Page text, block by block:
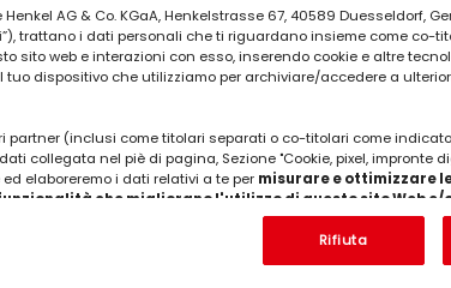
essere arancione), 1,5 kg. di
dolci, 3 cucchiai di prezzemolo
AG & Co. KGaA, Henkelstrasse 67, 40589 Duesseldorf,
trattano i dati personali che ti riguardano insieme come co-
sito web e interazioni con esso, inserendo cookie e altre
tuo dispositivo che utilizziamo per archiviare/accedere a
partner (inclusi come titolari separati o co-titolari come
collegata nel piè di pagina, Sezione "Cookie, pixel, impronte
elaboreremo i dati relativi a te per misurare e ottimizzare
che migliorano l'utilizzo di questo sito Web e/
il tuo utilizzo di questo sito Web e le tue interazioni commerciali
lavori) per) e su tale base tracciare i tuoi acquisti dei nostri
sulle entità commerciali e creare profili individuali su di te
Rifiuta